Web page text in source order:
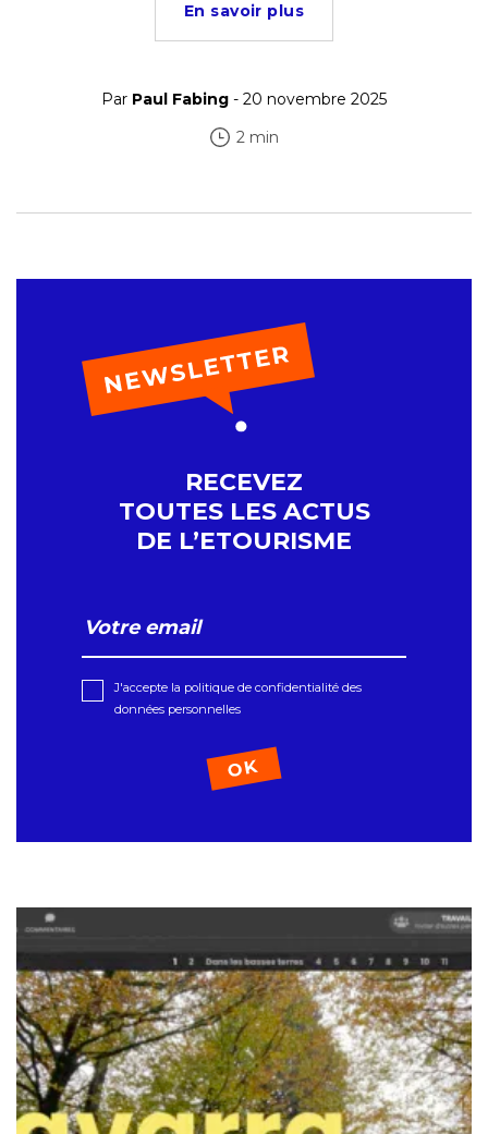
En savoir plus
Par Paul Fabing - 20 novembre 2025
2 min
RECEVEZ
TOUTES LES ACTUS
DE L’ETOURISME
J'accepte la politique de confidentialité des
données personnelles